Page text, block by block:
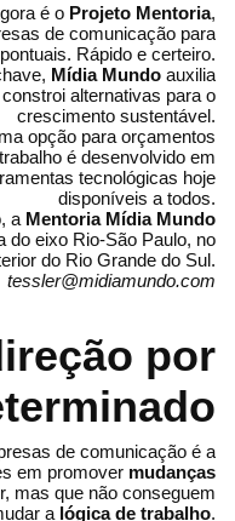
é o Projeto Mentoria,
de comunicação para
Rápido e certeiro.
Mídia Mundo auxilia
alternativas para o
crescimento sustentável.
opção para orçamentos
é desenvolvido em
tecnológicas hoje
disponíveis a todos.
a Mentoria Mídia Mundo
do eixo Rio-São Paulo, no
do Rio Grande do Sul.
tessler@midiamundo.com
por
de comunicação é a
em promover mudanças
mas que não conseguem
a lógica de trabalho.